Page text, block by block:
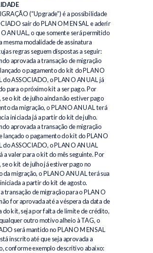
(“Upgrade”) é a possibilidade
sair do PLANO MENSAL e aderir
ANUAL, o que somente será permitido
mesma modalidade de assinatura
regras seguem dispostas a seguir:
aprovada a transação de migração
o pagamento do kit do PLANO
do ASSOCIADO, o PLANO ANUAL já
para o próximo kit a ser pago. Por
se o kit de julho ainda não estiver pago
da migração, o PLANO ANUAL terá
iniciada já a partir do kit de julho.
aprovada a transação de migração
lançado o pagamento do kit do PLANO
do ASSOCIADO, o PLANO ANUAL
a valer para o kit do mês seguinte. Por
se o kit de julho já estiver pago no
da migração, o PLANO ANUAL terá sua
a partir do kit de agosto.
a transação de migração para o PLANO
for aprovada até a véspera da data de
do kit, seja por falta de limite de crédito,
outro motivo alheio à TAG, o
será mantido no PLANO MENSAL
inscrito até que seja aprovada a
conforme exemplo descritivo abaixo: